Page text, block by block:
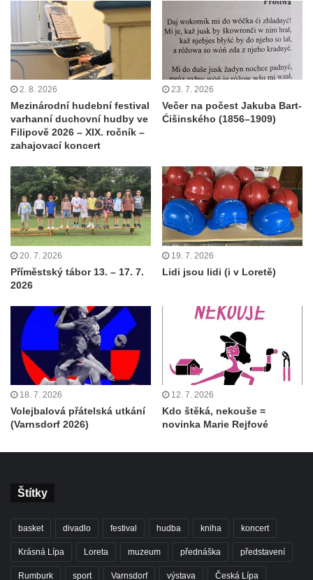
2. 8. 2026
Mezinárodní hudební festival
varhanní duchovní hudby ve
Filipově 2026 – XIX. ročník –
zahajovací koncert
23. 7. 2026
Večer na počest Jakuba Bart-
Ćišinského (1856–1909)
20. 7. 2026
Příměstský tábor 13. – 17. 7.
2026
19. 7. 2026
Lidi jsou lidi (i v Loretě)
18. 7. 2026
Volejbalová přátelská utkání
(Varnsdorf 2026)
12. 7. 2026
Kdo štěká, nekouše =
novinka Marie Rejfové
Štítky
basket divadlo festival hudba kniha koncert
Krásná Lípa Loreta muzeum přednáška představení
Rumburk sport Varnsdorf výstava Česká Lípa